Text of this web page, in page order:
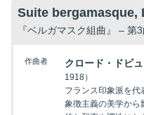
Suite bergamasque,
『ベルガマスク組曲』 – 第3
作曲者 クロード・ドビ
1918）
フランス印象派を代
象徴主義の美学から